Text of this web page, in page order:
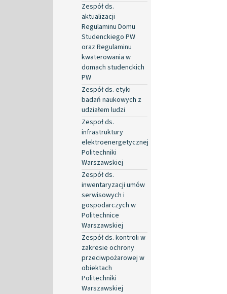
Zespół ds.
aktualizacji
Regulaminu Domu
Studenckiego PW
oraz Regulaminu
kwaterowania w
domach studenckich
PW
Zespół ds. etyki
badań naukowych z
udziałem ludzi
Zespoł ds.
infrastruktury
elektroenergetycznej
Politechniki
Warszawskiej
Zespół ds.
inwentaryzacji umów
serwisowych i
gospodarczych w
Politechnice
Warszawskiej
Zespół ds. kontroli w
zakresie ochrony
przeciwpożarowej w
obiektach
Politechniki
Warszawskiej